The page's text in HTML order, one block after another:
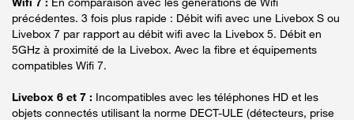
précédentes. 3 fois plus rapide : Débit wifi avec une Livebox S ou
Livebox 7 par rapport au débit wifi avec la Livebox 5. Débit en
5GHz à proximité de la Livebox. Avec la fibre et équipements
compatibles Wifi 7.
Livebox 6 et 7 : Incompatibles avec les téléphones HD et les
objets connectés utilisant la norme DECT-ULE (détecteurs, prise